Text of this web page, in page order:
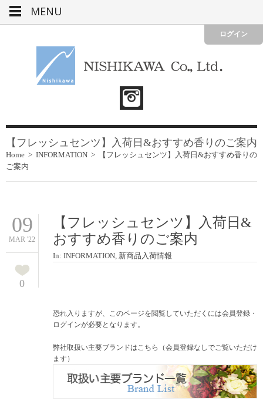
ログイン
【フレッシュセンツ】入荷日&おすすめ香りのご案内
Home > INFORMATION >
【フレッシュセンツ】入荷日&おすすめ香りの
ご案内
09
MAR '22
0
【フレッシュセンツ】入荷日&
おすすめ香りのご案内
In: INFORMATION, 新商品入荷情報
恐れ入りますが、このページを閲覧していただくには会員登録・
ログインが必要となります。
弊社取扱い主要ブランドはこちら（会員登録なしでご覧いただけ
ます）
MENU